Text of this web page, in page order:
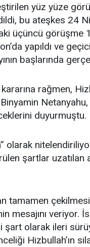
yüz yüze
bu ateşkes 24
üçüncü görüşme
yapıldı ve
başlarında
rağmen,
duyurmuştu.
olarak
şartlar
tamamen
mesajını veriyor.
şart olarak ileri
Hizbullah’ın